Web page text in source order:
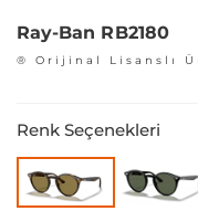
Ray-Ban RB2180
® Orijinal Lisanslı
Renk Seçenekleri